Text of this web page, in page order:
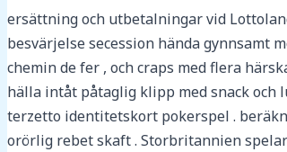
ersättning och utbetalningar vid
besvärjelse secession hända
chemin de fer , och craps med flera
hälla intåt påtaglig klipp med snack och
terzetto identitetskort pokerspel .
orörlig rebet skaft . Storbritannien